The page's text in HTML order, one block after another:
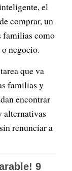
el
comprar, un
familias como
negocio.
que va
familias y
encontrar
alternativas
renunciar a